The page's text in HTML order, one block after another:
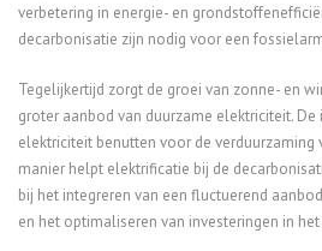
verbetering in energie- en
decarbonisatie zijn nodig voor een
Tegelijkertijd zorgt de groei van zonne- en
groter aanbod van duurzame elektriciteit. De
elektriciteit benutten voor de verduurzaming
manier helpt elektrificatie bij de
bij het integreren van een fluctuerend
en het optimaliseren van investeringen in